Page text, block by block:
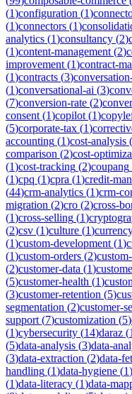
(1)configuration (1)
(1)connectors (1)
analytics (1)consultancy (2)
(1)content-management (2)
improvement (1)contract-
(1)contracts (3)
(1)conversational-ai (3)
(7)conversion-rate (2)
consent (1)copilot (1)
(5)corporate-tax (1)
accounting (1)cost-analysis (
comparison (2)cost-
(1)cost-tracking (2)coupang
(1)cpq (1)cpra (1)credit-
(44)crm-analytics (1)crm-
migration (2)cro (2)cross-
(1)cross-selling (1)
(2)csv (1)culture (1)
(1)custom-development (1)
(1)custom-orders (2)
(2)customer-data (1)
(5)customer-health (1)
(3)customer-retention (5)
segmentation (2)customer-
support (7)customization (5)
(1)cybersecurity (14)daraz (1
(5)data-analysis (3)data-
(3)data-extraction (2)data-
handling (1)data-hygiene (1)
(1)data-literacy (1)data-